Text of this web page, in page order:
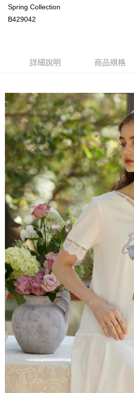
街口支付
悠遊付
運送方式
每筆NT$80，滿NT$2,000(含以上)免運費
付款後萊爾富取貨
每筆NT$80，滿NT$2,000(含以上)免運費
付款後7-11取貨
每筆NT$80，滿NT$2,000(含以上)免運費
宅配
每筆NT$80，滿NT$2,000(含以上)免運費
離島
每筆NT$100，滿NT$2,000(含以上)免運費
Spring Collection
B429042
詳細說明 商品規格